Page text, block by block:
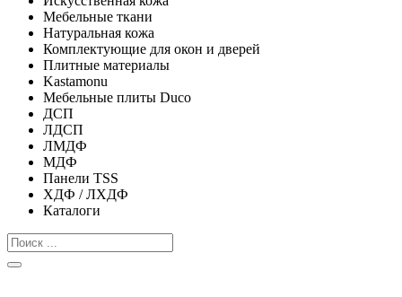
Мебельные ткани
Натуральная кожа
Комплектующие для окон и дверей
Плитные материалы
Kastamonu
Мебельные плиты Duco
ДСП
ЛДСП
ЛМДФ
МДФ
Панели TSS
ХДФ / ЛХДФ
Каталоги